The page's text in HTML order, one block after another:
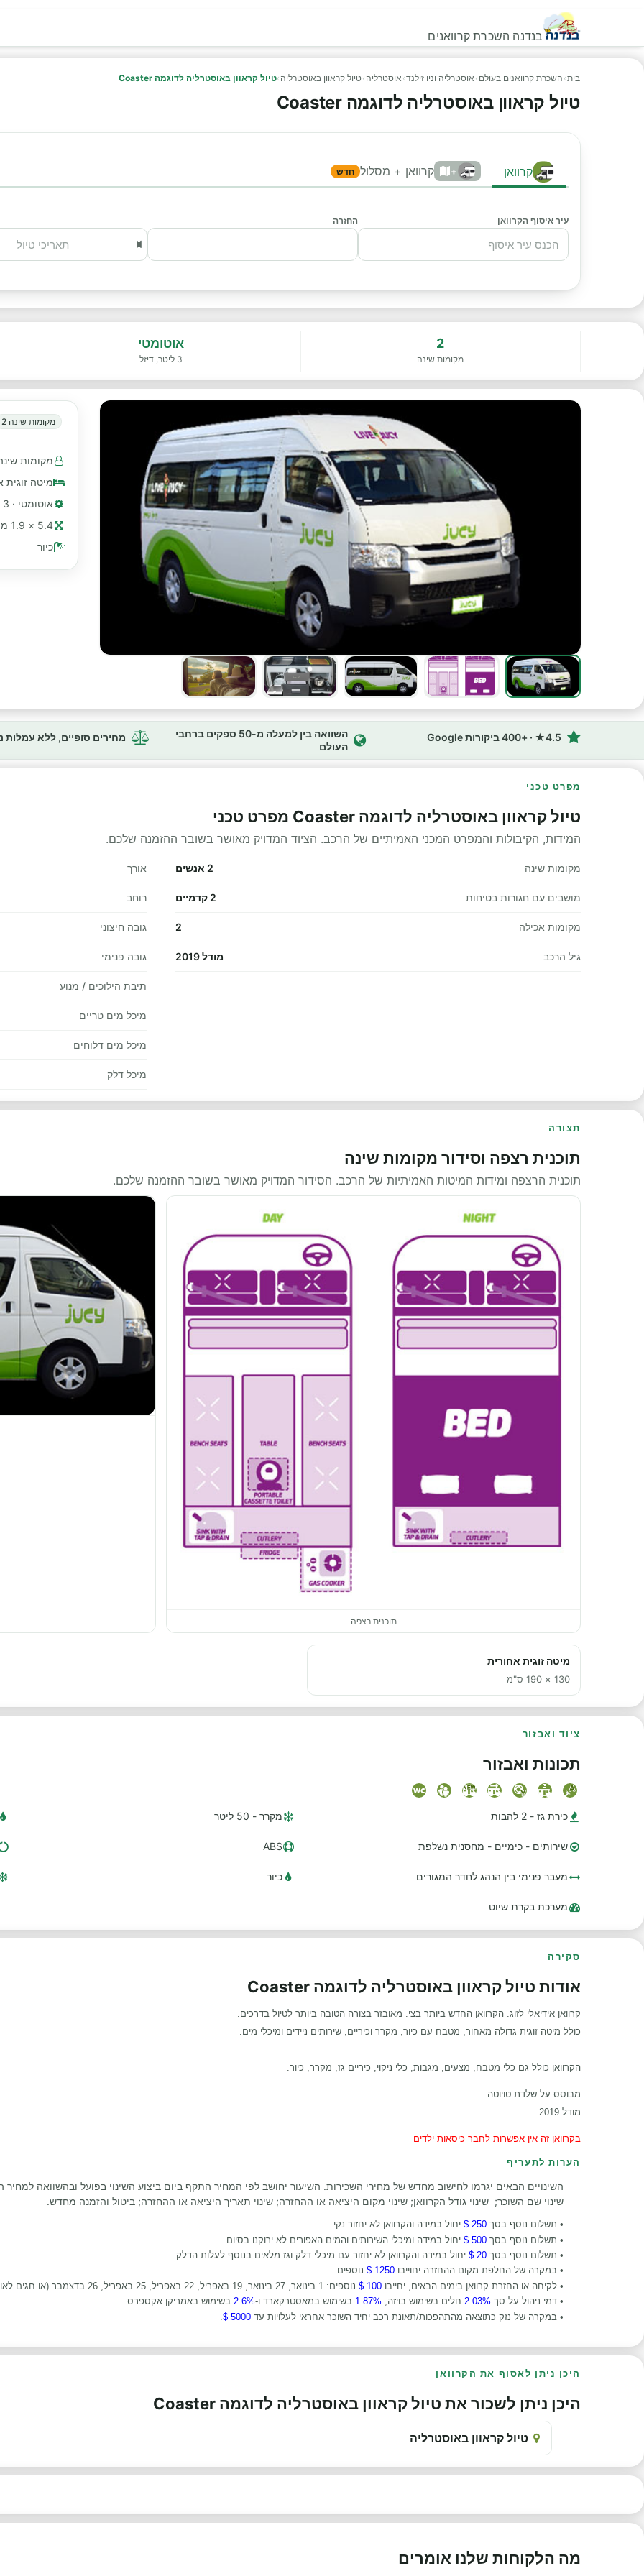
בנדנה השכרת קרוואנים
בית› השכרת קרוואנים בעולם › אוסטרליה וניו זילנד› אוסטרליה ›טיול קראוון באוסטרליה ›טיול קראוון באוסטרליה לדוגמה Coaster
טיול קראוון באוסטרליה לדוגמה Coaster
קרוואן + קרוואן + מסלול חדש
עיר איסוף הקרוואן החזרה
2
מקומות שינה
אוטומטי
3 ליטר, דיזל
מקומות שינה 2
מקומות שינה 2 · מושבים עם חגורות בטיחות 2
מיטה זוגית
אוטומטי · 3 ליטר, דיזל
5.4 × 1.9 מ׳ (≈ 18 רגל)
כיור
4.5★ · +400 ביקורות Google
השוואה בין למעלה מ-50 ספקים ברחבי
העולם
מחירים סופיים, ללא עמלות
מפרט טכני
טיול קראוון באוסטרליה לדוגמה Coaster מפרט טכני
המידות, הקיבולות והמפרט המכני האמיתיים של הרכב. הציוד המדויק מאושר בשובר ההזמנה שלכם.
מקומות שינה 2 אנשים
מושבים עם חגורות בטיחות 2 קדמיים
מקומות אכילה 2
גיל הרכב מודל 2019
אורך
רוחב
גובה חיצוני
גובה פנימי
תיבת הילוכים / מנוע
מיכל מים טריים
מיכל מים דלוחים
מיכל דלק
תצורה
תוכנית רצפה וסידור מקומות שינה
תוכנית הרצפה ומידות המיטות האמיתיות של הרכב. הסידור המדויק מאושר בשובר ההזמנה שלכם.
תוכנית רצפה
מיטה זוגית אחורית
130 × 190 ס"מ
ציוד ואבזור
תכונות ואבזור
כירת גז - 2 להבות מקרר - 50 ליטר
שירותים - כימיים - מחסנית נשלפת ABS
מעבר פנימי בין הנהג לחדר המגורים כיור
מערכת בקרת שיוט
סקירה
אודות טיול קראוון באוסטרליה לדוגמה Coaster
קרוואן אידיאלי לזוג. הקרוואן החדש ביותר בצי. מאובזר בצורה הטובה ביותר לטיול בדרכים.
כולל מיטה זוגית גדולה מאחור, מטבח עם כיור, מקרר וכיריים, שירותים ניידים ומיכלי מים.
הקרוואן כולל גם כלי מטבח, מצעים, מגבות, כלי ניקוי, כיריים גז, מקרר, כיור.
מבוסס על שלדת טויוטה
מודל 2019
בקרוואן זה אין אפשרות לחבר כיסאות ילדים
הערות לתעריף
השינויים הבאים יגרמו לחישוב מחדש של מחירי השכירות. השיעור יחושב לפי המחיר התקף ביום ביצוע השינוי בפועל ובהשוואה למחיר
שינוי שם השוכר; שינוי גודל הקרוואן; שינוי מקום היציאה או ההחזרה; שינוי תאריך היציאה או ההחזרה; ביטול והזמנה מחדש.
• תשלום נוסף בסך 250 $
יחול במידה והקרוואן לא יחזור נקי.
• תשלום נוסף בסך 500 $
יחול במידה ומיכלי השירותים והמים האפורים לא ירוקנו בסיום.
• תשלום נוסף בסך 20 $
יחול במידה והקרוואן לא יחזור עם מיכלי דלק וגז מלאים בנוסף לעלות הדלק.
• במקרה של החלפת מקום ההחזרה יחוייבו 1250 $
נוספים.
• לקיחה או החזרת קרוואן בימים הבאים, יחייבו 100 $
נוספים: 1 בינואר, 27 בינואר, 19 באפריל, 22 באפריל, 25 באפריל, 26 בדצמבר (או חגים לאומיים שיוכרזו לאותם ימים).
• דמי ניהול על סך 2.03% חלים בשימוש בויזה, 1.87% בשימוש במאסטרקארד ו-2.6% בשימוש באמריקן אקספרס.
• במקרה של נזק כתוצאה מהתהפכות/תאונת רכב יחיד השוכר אחראי לעלויות עד 5000 $
.
היכן ניתן לאסוף את הקרוואן
היכן ניתן לשכור את טיול קראוון באוסטרליה לדוגמה Coaster
טיול קראוון באוסטרליה
מה הלקוחות שלנו אומרים